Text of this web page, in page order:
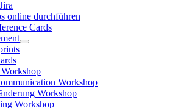
online durchführen
Cards
Workshop
Workshop
Workshop